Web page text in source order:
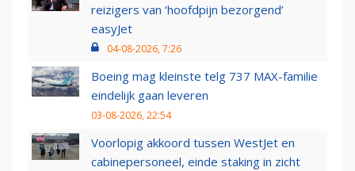
reizigers van ‘hoofdpijn bezorgend’
easyJet
04-08-2026, 7:26
Boeing mag kleinste telg 737 MAX-familie
eindelijk gaan leveren
03-08-2026, 22:54
Voorlopig akkoord tussen WestJet en
cabinepersoneel, einde staking in zicht